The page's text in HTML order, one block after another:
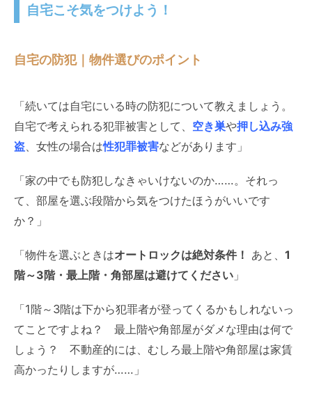
自宅こそ気をつけよう！
自宅の防犯｜物件選びのポイント
「続いては自宅にいる時の防犯について教えましょう。
自宅で考えられる犯罪被害として、 空き巣や押し込み強
盗、女性の場合は性犯罪被害などがあります」
「家の中でも防犯しなきゃいけないのか……。それっ
て、部屋を選ぶ段階から気をつけたほうがいいです
か？」
「物件を選ぶときはオートロックは絶対条件！ あと、 1
階～3階・最上階・ 角部屋は避けてください 」
「1階～3階は下から犯罪者が登ってくるかもしれないっ
てことですよね？ 最上階や角部屋がダメな理由は何で
しょう？ 不動産的には、むしろ最上階や角部屋は家賃
高かったりしますが……」